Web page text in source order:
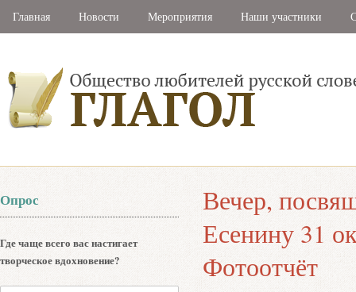
Главная Новости Мероприятия Наши участники
Вечер,
Есенину 31
Фотоотчёт
Опрос
Где чаще всего вас настигает
творческое вдохновение?